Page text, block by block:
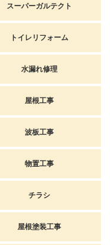
スーパーガルテクト
トイレリフォーム
水漏れ修理
屋根工事
波板工事
物置工事
チラシ
屋根塗装工事